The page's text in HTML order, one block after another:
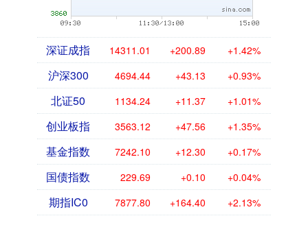
深证成指 14311.01 +200.89 +1.42%
沪深300 4694.44 +43.13 +0.93%
北证50 1134.24 +11.37 +1.01%
创业板指 3563.12 +47.56 +1.35%
基金指数 7242.10 +12.30 +0.17%
国债指数 229.69 +0.10 +0.04%
期指IC0 7877.80 +164.40 +2.13%